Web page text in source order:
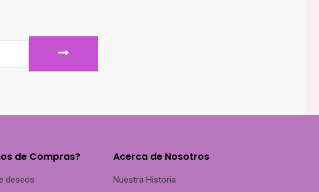
ENVIAR
de Compras?
deseos
Acerca de Nosotros
Nuestra Historia